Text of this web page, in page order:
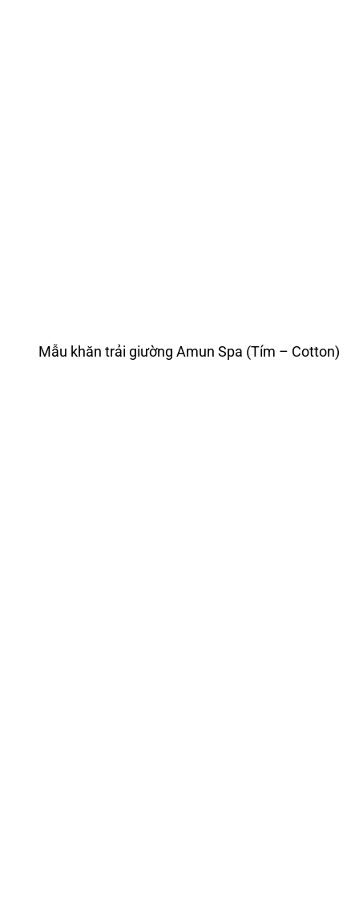
Mẫu khăn trải giường Amun Spa (Tím – Cotton)